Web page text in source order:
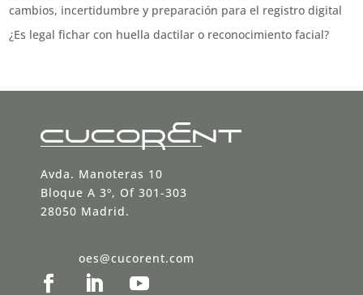
cambios, incertidumbre y preparación para el registro digital
¿Es legal fichar con huella dactilar o reconocimiento facial?
Avda. Manoteras 10
Bloque A 3º, Of 301-303
28050 Madrid.
oes@cucorent.com